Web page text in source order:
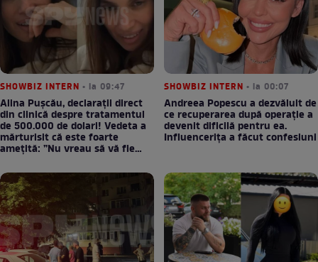
SHOWBIZ INTERN • la 09:47
Alina Pușcău, declarații direct
din clinică despre tratamentul
de 500.000 de dolari! Vedeta a
mărturisit că este foarte
amețită: ”Nu vreau să vă fie
SHOWBIZ INTERN • la 00:07
Andreea Popescu a dezvăluit de
ce recuperarea după operație a
devenit dificilă pentru ea.
Influencerița a făcut confesiuni